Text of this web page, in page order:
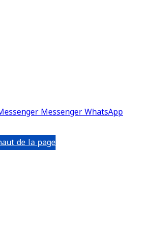
MessengerWhatsApp
de la page